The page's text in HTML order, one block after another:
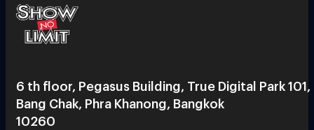
6 th floor, Pegasus Building, True Digital Park 101,
Bang Chak, Phra Khanong, Bangkok
10260